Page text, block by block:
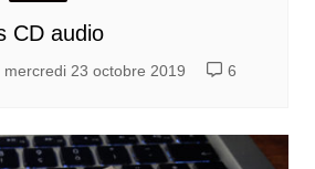
CD audio
mercredi 23 octobre 2019 6